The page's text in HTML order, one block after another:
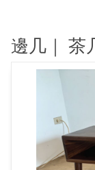
家具介紹
伸縮餐桌｜
原木桌｜原
商業空間
邊几｜ 茶